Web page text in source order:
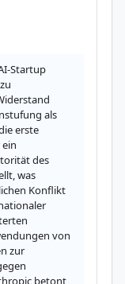
Startup
als
erste
des
was
Konflikt
von
zur
betont,